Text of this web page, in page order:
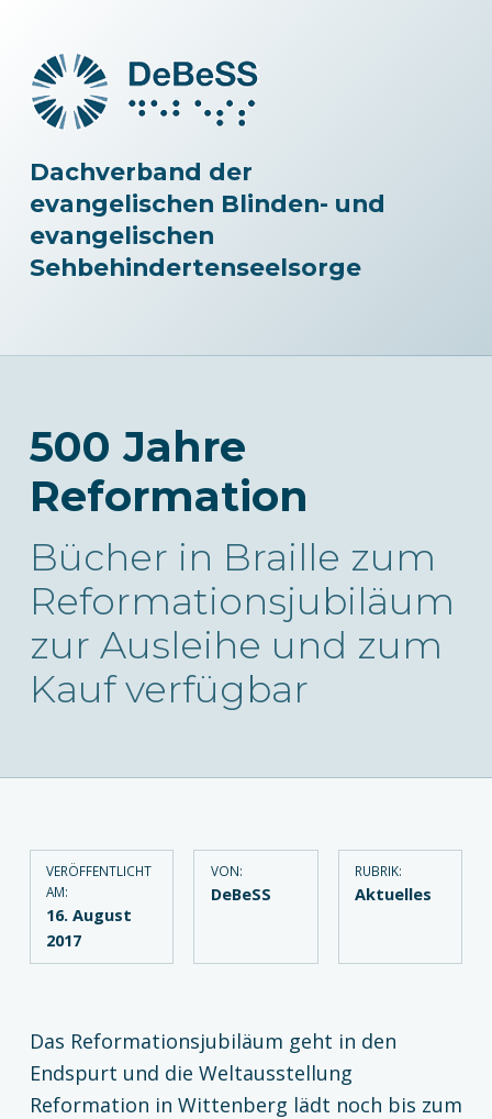
Dachverband der
evangelischen Blinden- und
evangelischen
Sehbehindertenseelsorge
500 Jahre
Reformation
Bücher in Braille zum
Reformationsjubiläum
zur Ausleihe und zum
Kauf verfügbar
VERÖFFENTLICHT
AM:
16. August
2017
VON:
DeBeSS
RUBRIK:
Aktuelles
Das Reformationsjubiläum geht in den
Endspurt und die Weltausstellung
Reformation in Wittenberg lädt noch bis zum